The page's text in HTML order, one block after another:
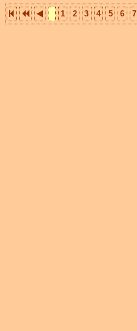
1 2 3 4 5 6 7